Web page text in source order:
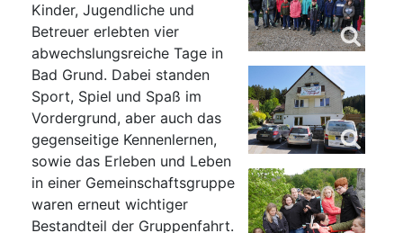
Kinder, Jugendliche und
Betreuer erlebten vier
abwechslungsreiche Tage in
Bad Grund. Dabei standen
Sport, Spiel und Spaß im
Vordergrund, aber auch das
gegenseitige Kennenlernen,
sowie das Erleben und Leben
in einer Gemeinschaftsgruppe
waren erneut wichtiger
Bestandteil der Gruppenfahrt.